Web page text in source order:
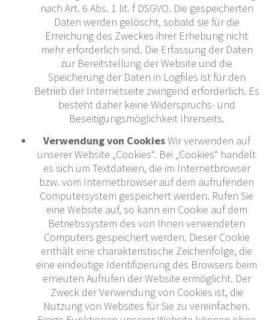
nach Art. 6 Abs. 1 lit. f DSGVO. Die gespeicherten
Daten werden gelöscht, sobald sie für die
Erreichung des Zweckes ihrer Erhebung nicht
mehr erforderlich sind. Die Erfassung der Daten
zur Bereitstellung der Website und die
Speicherung der Daten in Logfiles ist für den
Betrieb der Internetseite zwingend erforderlich. Es
besteht daher keine Widerspruchs- und
Beseitigungsmöglichkeit Ihrerseits.
Verwendung von CookiesWir verwenden auf
unserer Website „Cookies“. Bei „Cookies“ handelt
es sich um Textdateien, die im Internetbrowser
bzw. vom Internetbrowser auf dem aufrufenden
Computersystem gespeichert werden. Rufen Sie
eine Website auf, so kann ein Cookie auf dem
Betriebssystem des von Ihnen verwendeten
Computers gespeichert werden. Dieser Cookie
enthält eine charakteristische Zeichenfolge, die
eine eindeutige Identifizierung des Browsers beim
erneuten Aufrufen der Website ermöglicht. Der
Zweck der Verwendung von Cookies ist, die
Nutzung von Websites für Sie zu vereinfachen.